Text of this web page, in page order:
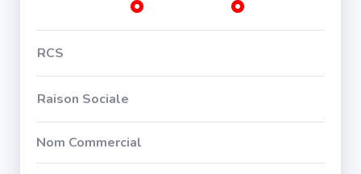
RCS
Raison Sociale
Nom Commercial